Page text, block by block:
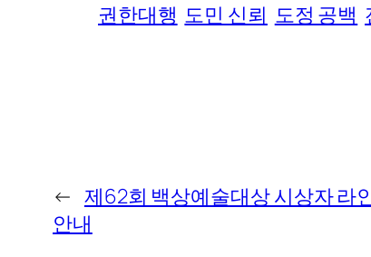
권한대행 도민 신뢰 도정 공백
← 제62회 백상예술대상 시상자 라
안내